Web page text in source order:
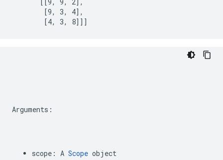
        [9, 3, 4],
        [4, 3, 8]]]
Arguments :
scope : A Scope object